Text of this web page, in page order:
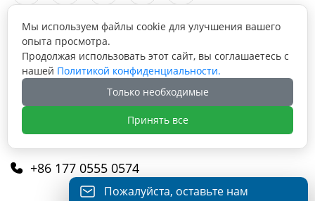
Пожалуйста, оставьте нам
Связаться С Нами
 Maanshan, Anhui, China, 243099
 +86 177 0555 0574
Мы используем файлы cookie для улучшения вашего
опыта просмотра.
Продолжая использовать этот сайт, вы соглашаетесь с
нашей Политикой конфиденциальности.
Только необходимые
Принять все